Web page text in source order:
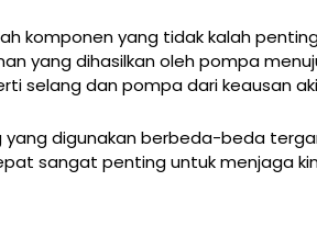
komponen yang tidak kalah
yang dihasilkan oleh pompa
selang dan pompa dari keausan
yang digunakan berbeda-beda
sangat penting untuk menjaga